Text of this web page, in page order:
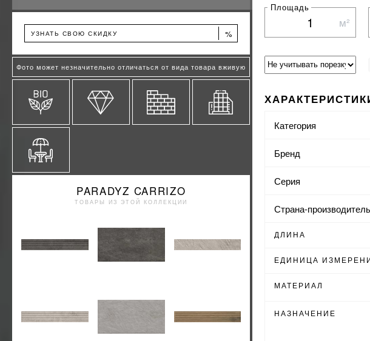
УЗНАТЬ СВОЮ СКИДКУ %
Фото может незначительно отличаться от вида товара вживую
PARADYZ CARRIZO
ТОВАРЫ ИЗ ЭТОЙ КОЛЛЕКЦИИ
Площадь
м²
Категория
Бренд
Серия
Страна-производитель
ДЛИНА
ЕДИНИЦА
МАТЕРИАЛ
НАЗНАЧЕНИЕ